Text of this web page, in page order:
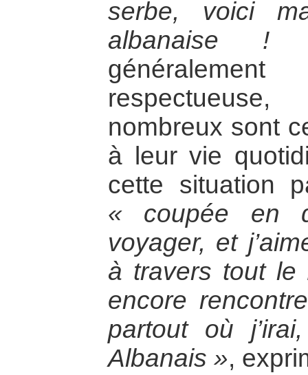
serbe, voici
albanaise !
nombreux sont
à leur vie
cette situation
« coupée en
voyager, et
à travers tout le
encore
partout où
Albanais »,